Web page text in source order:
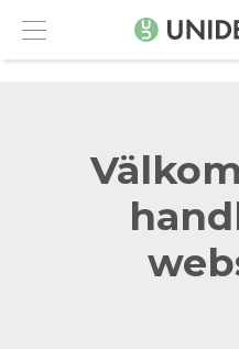
Menu
KONTAKT